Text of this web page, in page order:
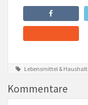
Lebensmittel & Haushalt
Kommentare